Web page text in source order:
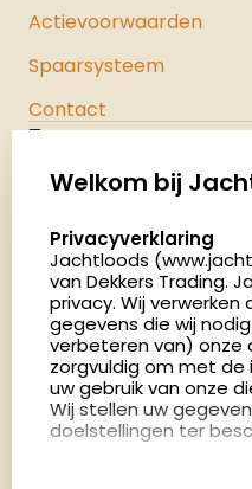
Actievoorwaarden
Spaarsysteem
Contact
Palenrij 1
Nederland
4.8
2879 beoordelingen
Openingstijden
Dinsdag en donderdag:
uur
Welkom bij
select language
Privacyverklaring
Jachtloods
van Dekkers Trading.
privacy. Wij
gegevens die wij
verbeteren van) onze
zorgvuldig om met de
uw gebruik van onze
Wij stellen uw
doelstellingen ter